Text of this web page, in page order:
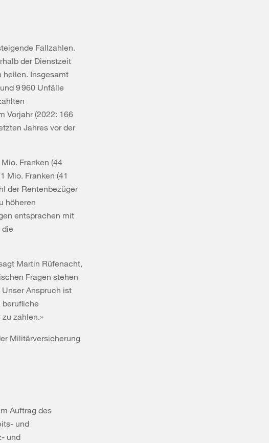
Fallzahlen.
der Dienstzeit
heilen. Insgesamt
9 960 Unfälle
Vorjahr (2022: 166
Jahres vor der
Franken (44
Mio. Franken (41
der Rentenbezüger
höheren
entsprachen mit
Martin Rüfenacht,
Fragen stehen
Anspruch ist
berufliche
zahlen.»
Militärversicherung
Auftrag des
und
und